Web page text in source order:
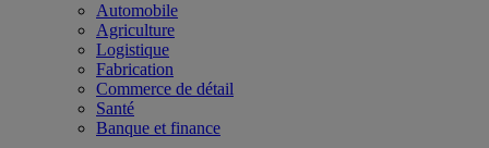
Automobile
Agriculture
Logistique
Fabrication
Commerce de détail
Santé
Banque et finance